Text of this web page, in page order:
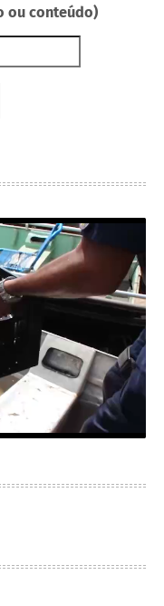
ou conteúdo)